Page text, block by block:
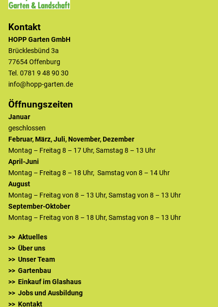
Kontakt
HOPP Garten GmbH
Brücklesbünd 3a
77654 Offenburg
Tel. 0781 9 48 90 30
info@hopp-garten.de
Öffnungszeiten
Januar
geschlossen
Februar, März, Juli, November, Dezember
Montag – Freitag 8 – 17 Uhr, Samstag 8 – 13 Uhr
April-Juni
Montag – Freitag 8 – 18 Uhr, Samstag von 8 – 14 Uhr
August
Montag – Freitag von 8 – 13 Uhr, Samstag von 8 – 13 Uhr
September-Oktober
Montag – Freitag von 8 – 18 Uhr, Samstag von 8 – 13 Uhr
Aktuelles
Über uns
Unser Team
Gartenbau
Einkauf im Glashaus
Jobs und Ausbildung
Kontakt